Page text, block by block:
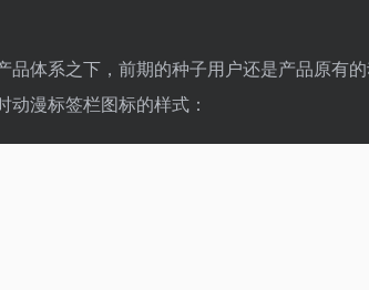
品体系之下，前期的种子用户还是产品原有
漫标签栏图标的样式：